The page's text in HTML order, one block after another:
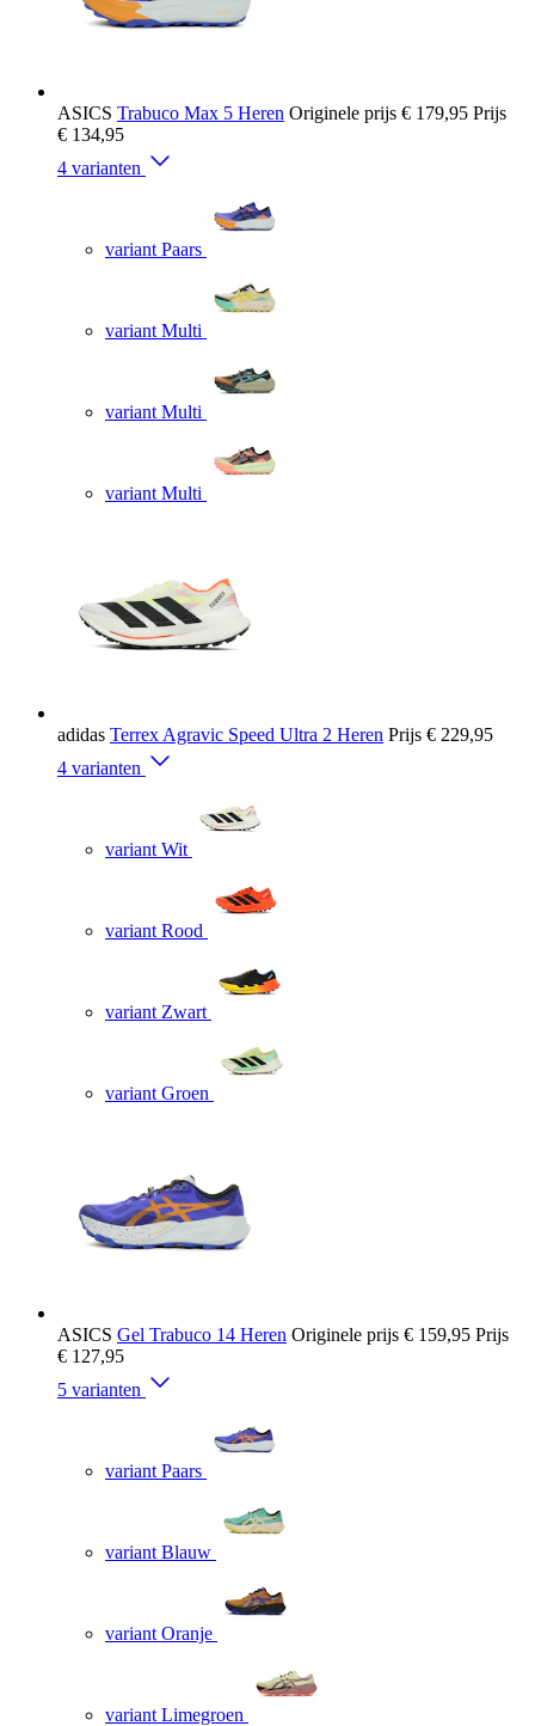
ASICS Trabuco Max 5 Heren Originele prijs € 179,95 Prijs
€ 134,95
4 varianten
variant Paars
variant Multi
variant Multi
variant Multi
adidas Terrex Agravic Speed Ultra 2 Heren Prijs € 229,95
4 varianten
variant Wit
variant Rood
variant Zwart
variant Groen
ASICS Gel Trabuco 14 Heren Originele prijs € 159,95 Prijs
€ 127,95
5 varianten
variant Paars
variant Blauw
variant Oranje
variant Limegroen